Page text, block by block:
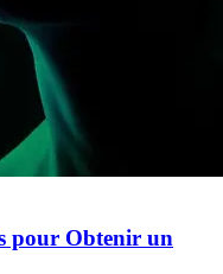
pour Obtenir un